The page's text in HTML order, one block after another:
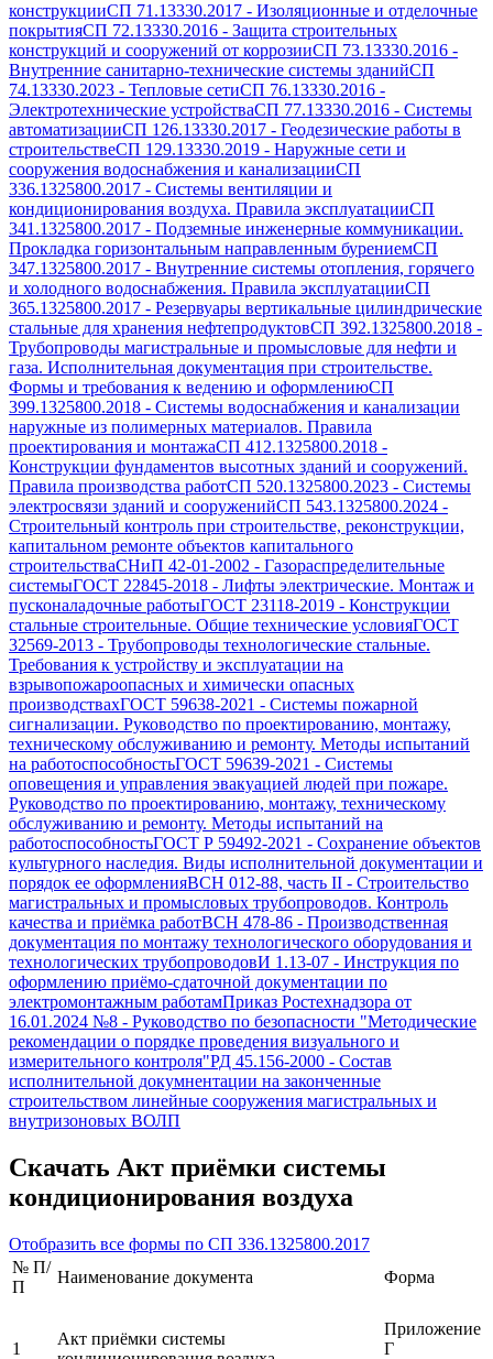
конструкцииСП 71.13330.2017 - Изоляционные и отделочные
покрытияСП 72.13330.2016 - Защита строительных
конструкций и сооружений от коррозииСП 73.13330.2016 -
Внутренние санитарно-технические системы зданийСП
74.13330.2023 - Тепловые сетиСП 76.13330.2016 -
Электротехнические устройстваСП 77.13330.2016 - Системы
автоматизацииСП 126.13330.2017 - Геодезические работы в
строительствеСП 129.13330.2019 - Наружные сети и
сооружения водоснабжения и канализацииСП
336.1325800.2017 - Системы вентиляции и
кондиционирования воздуха. Правила эксплуатацииСП
341.1325800.2017 - Подземные инженерные коммуникации.
Прокладка горизонтальным направленным бурениемСП
347.1325800.2017 - Внутренние системы отопления, горячего
и холодного водоснабжения. Правила эксплуатацииСП
365.1325800.2017 - Резервуары вертикальные цилиндрические
стальные для хранения нефтепродуктовСП 392.1325800.2018 -
Трубопроводы магистральные и промысловые для нефти и
газа. Исполнительная документация при строительстве.
Формы и требования к ведению и оформлениюСП
399.1325800.2018 - Системы водоснабжения и канализации
наружные из полимерных материалов. Правила
проектирования и монтажаСП 412.1325800.2018 -
Конструкции фундаментов высотных зданий и сооружений.
Правила производства работСП 520.1325800.2023 - Системы
электросвязи зданий и сооруженийСП 543.1325800.2024 -
Строительный контроль при строительстве, реконструкции,
капитальном ремонте объектов капитального
строительстваСНиП 42-01-2002 - Газораспределительные
системыГОСТ 22845-2018 - Лифты электрические. Монтаж и
пусконаладочные работыГОСТ 23118-2019 - Конструкции
стальные строительные. Общие технические условияГОСТ
32569-2013 - Трубопроводы технологические стальные.
Требования к устройству и эксплуатации на
взрывопожароопасных и химически опасных
производствахГОСТ 59638-2021 - Системы пожарной
сигнализации. Руководство по проектированию, монтажу,
техническому обслуживанию и ремонту. Методы испытаний
на работоспособностьГОСТ 59639-2021 - Системы
оповещения и управления эвакуацией людей при пожаре.
Руководство по проектированию, монтажу, техническому
обслуживанию и ремонту. Методы испытаний на
работоспособностьГОСТ Р 59492-2021 - Сохранение объектов
культурного наследия. Виды исполнительной документации и
порядок ее оформленияВСН 012-88, часть II - Строительство
магистральных и промысловых трубопроводов. Контроль
качества и приёмка работВСН 478-86 - Производственная
документация по монтажу технологического оборудования и
технологических трубопроводовИ 1.13-07 - Инструкция по
оформлению приёмо-сдаточной документации по
электромонтажным работамПриказ Ростехнадзора от
16.01.2024 №8 - Руководство по безопасности "Методические
рекомендации о порядке проведения визуального и
измерительного контроля"РД 45.156-2000 - Состав
исполнительной докумнентации на законченные
строительством линейные сооружения магистральных и
внутризоновых ВОЛП
Скачать Акт приёмки системы
кондиционирования воздуха
Отобразить все формы по СП 336.1325800.2017
№ П/
П
Наименование документа Форма
1
Акт приёмки системы
Приложение
Г